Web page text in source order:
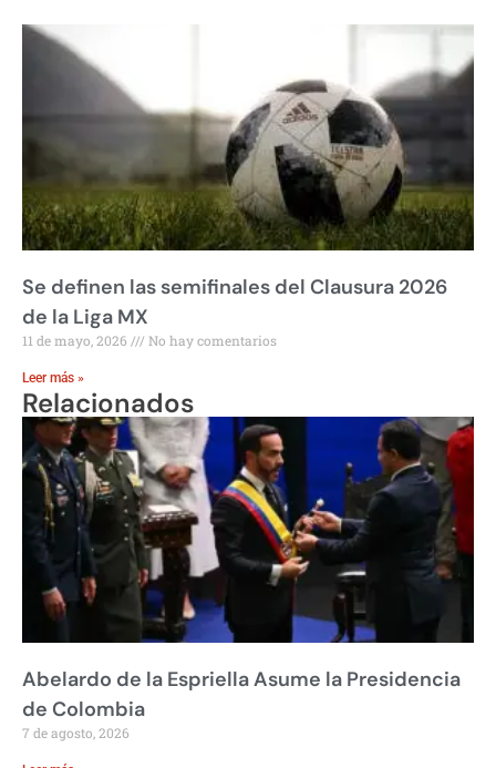
Se definen las semifinales del Clausura 2026
de la Liga MX
11 de mayo, 2026 No hay comentarios
Leer más »
Relacionados
Abelardo de la Espriella Asume la Presidencia
de Colombia
7 de agosto, 2026